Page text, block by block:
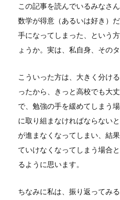
この記事を読んでいるみなさ
数学が得意（あるいは好き）
手になってしまった、という
ょうか。実は、私自身、そのタ
こういった方は、大きく分け
ったから、きっと高校でも大
で、勉強の手を緩めてしまう
に取り組まなければならない
が進まなくなってしまい、結
ていけなくなってしまう場合
るように思います。
ちなみに私は、振り返ってみ